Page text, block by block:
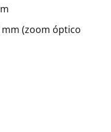
mm (zoom óptico